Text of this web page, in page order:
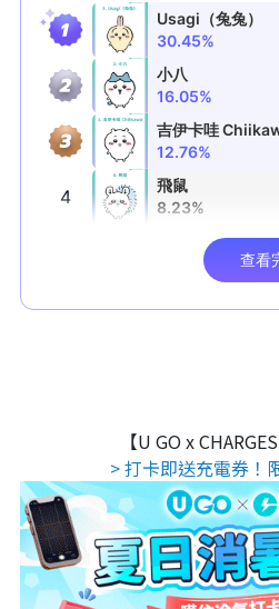
【U GO x
> 打卡即送充電券！